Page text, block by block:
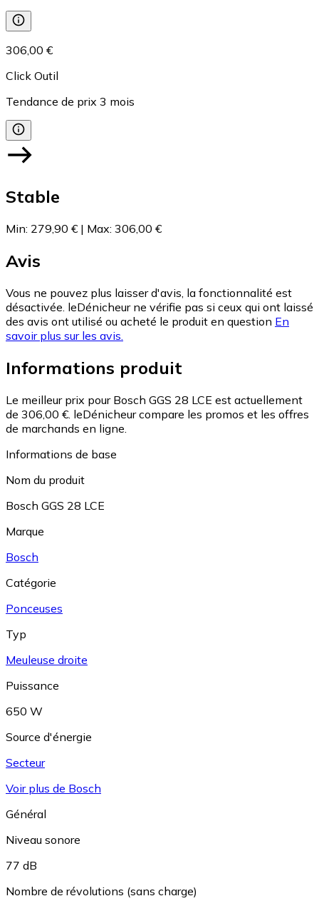
306,00 €
Click Outil
Tendance de prix 3 mois
Stable
Min: 279,90 € | Max: 306,00 €
Avis
Vous ne pouvez plus laisser d'avis, la fonctionnalité est
désactivée. leDénicheur ne vérifie pas si ceux qui ont laissé
des avis ont utilisé ou acheté le produit en question En
savoir plus sur les avis.
Informations produit
Le meilleur prix pour Bosch GGS 28 LCE est actuellement
de 306,00 €. leDénicheur compare les promos et les offres
de marchands en ligne.
Informations de base
Nom du produit
Bosch GGS 28 LCE
Marque
Bosch
Catégorie
Ponceuses
Typ
Meuleuse droite
Puissance
650 W
Source d'énergie
Secteur
Voir plus de Bosch
Général
Niveau sonore
77 dB
Nombre de révolutions (sans charge)